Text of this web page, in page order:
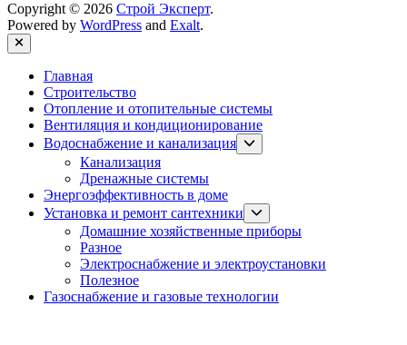
Copyright © 2026 Строй Эксперт.
Powered by WordPress and Exalt.
Close
Главная
Строительство
Отопление и отопительные системы
Вентиляция и кондиционирование
Водоснабжение и канализация
Show
sub
Канализация
Дренажные системы
Энергоэффективность в доме
Установка и ремонт сантехники
sub
menu
Домашние хозяйственные приборы
Разное
Электроснабжение и электроустановки
Полезное
Газоснабжение и газовые технологии